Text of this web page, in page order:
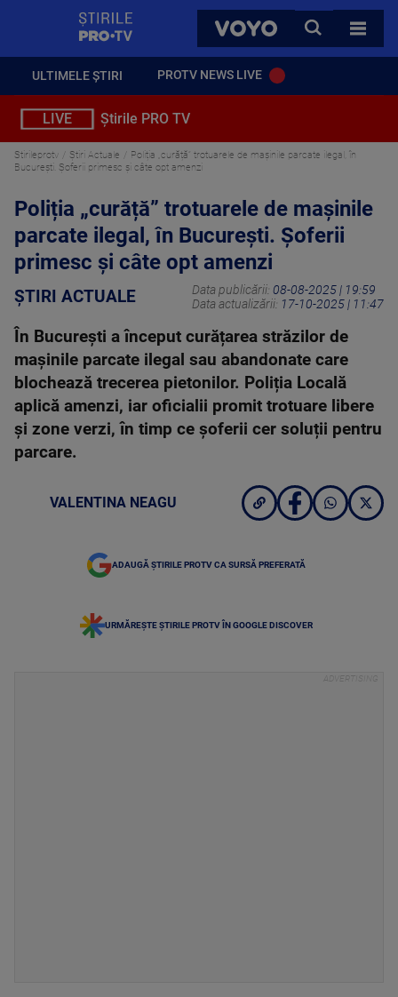
VOYO
CAUTA
TOATE
ULTIMELE ȘTIRI PROTV NEWS LIVE
LIVE Știrile PRO TV
Stirileprotv Știri Actuale
Poliția „curăță” trotuarele de mașinile parcate ilegal, în
București. Șoferii primesc și câte opt amenzi
Poliția „curăță” trotuarele de mașinile
parcate ilegal, în București. Șoferii
primesc și câte opt amenzi
ȘTIRI ACTUALE Data publicării: 08-08-2025 | 19:59
Data actualizării: 17-10-2025 | 11:47
În București a început curățarea străzilor de
mașinile parcate ilegal sau abandonate care
blochează trecerea pietonilor. Poliția Locală
aplică amenzi, iar oficialii promit trotuare libere
și zone verzi, în timp ce șoferii cer soluții pentru
parcare.
VALENTINA NEAGU
ADAUGĂ ȘTIRILE PROTV CA SURSĂ PREFERATĂ
URMĂREȘTE ȘTIRILE PROTV ÎN GOOGLE DISCOVER